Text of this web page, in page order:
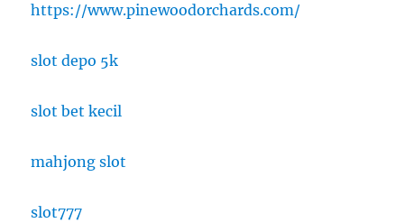
https://www.pinewoodorchards.com/
slot depo 5k
slot bet kecil
mahjong slot
slot777